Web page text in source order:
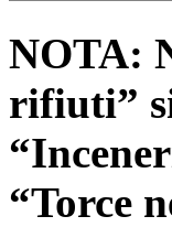
NOTA:
rifiuti”
“Torce